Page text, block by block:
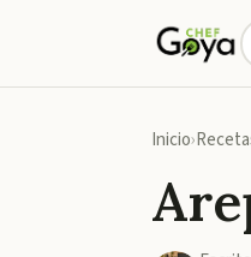
Inicio